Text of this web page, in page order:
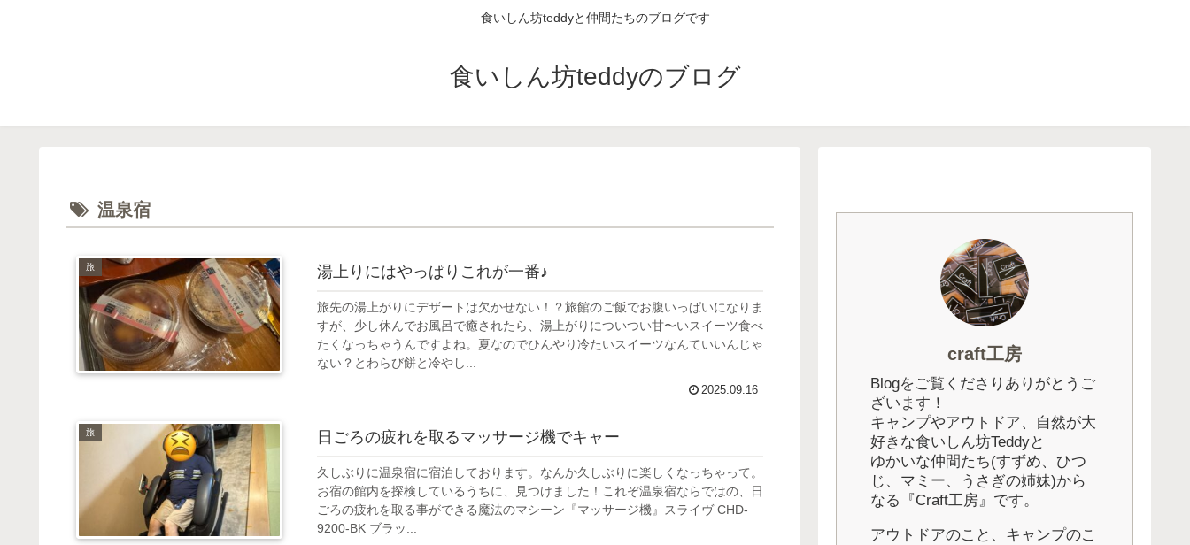
食いしん坊teddyと仲間たちのブログです
食いしん坊teddyのブログ
温泉宿
旅 湯上りにはやっぱりこれが一番♪
旅先の湯上がりにデザートは欠かせない！？旅館のご飯でお腹いっぱいになりま
すが、少し休んでお風呂で癒されたら、湯上がりについつい甘〜いスイーツ食べ
たくなっちゃうんですよね。夏なのでひんやり冷たいスイーツなんていいんじゃ
ない？とわらび餅と冷やし...
2025.09.16
旅 日ごろの疲れを取るマッサージ機でキャー
久しぶりに温泉宿に宿泊しております。なんか久しぶりに楽しくなっちゃって。
お宿の館内を探検しているうちに、見つけました！これぞ温泉宿ならではの、日
ごろの疲れを取る事ができる魔法のマシーン『マッサージ機』スライヴ CHD-
9200-BK ブラッ...
craft工房
Blogをご覧くださりありがとうご
ざいます！
キャンプやアウトドア、自然が大
好きな食いしん坊Teddyと
ゆかいな仲間たち(すずめ、ひつ
じ、マミー、うさぎの姉妹)から
なる『Craft工房』です。
アウトドアのこと、キャンプのこ